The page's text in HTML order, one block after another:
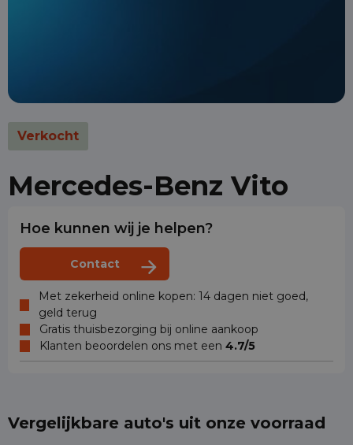
Verkocht
Mercedes-Benz Vito
Hoe kunnen wij je helpen?
Contact
Met zekerheid online kopen: 14 dagen niet goed,
geld terug
Gratis thuisbezorging bij online aankoop
Klanten beoordelen ons met een 4.7/5
Vergelijkbare auto's uit onze voorraad